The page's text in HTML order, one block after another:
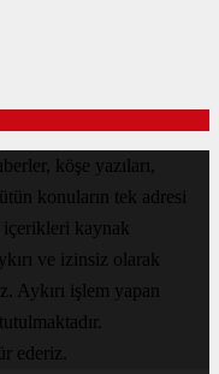
köşe yazıları,
konuların tek adresi
kaynak
ve izinsiz olarak
Aykırı işlem yapan
ederiz.